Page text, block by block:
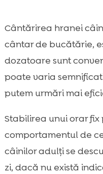
Cântărirea hranei
cântar de bucătărie,
dozatoare sunt
poate varia
putem urmări mai
Stabilirea unui orar
comportamentul de
câinilor adulți se
zi, dacă nu există